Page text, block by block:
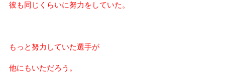
彼も同じくらいに努力をしていた。
もっと努力していた選手が
他にもいただろう。